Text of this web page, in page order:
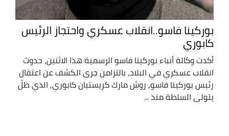
بوركينا فاسو..انقلاب عسكري واحتجاز الرئيس
كابوري
أكدت وكالة أنباء بوركينا فاسو الرسمية هذا الاثنين، حدوث
انقلاب عسكري في البلاد، بالتزامن جرى الكشف عن اعتقال
رئيس بوركينا فاسو, روش مارك كريستيان كابوري, الذي ظلّ
يتولى السلطة منذ ...